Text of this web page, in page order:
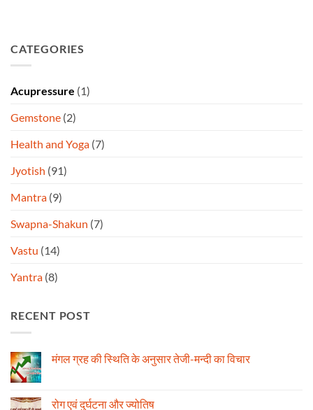
CATEGORIES
Acupressure (1)
Gemstone (2)
Health and Yoga (7)
Jyotish (91)
Mantra (9)
Swapna-Shakun (7)
Vastu (14)
Yantra (8)
RECENT POST
मंगल ग्रह की स्थिति के अनुसार तेजी-मन्दी का विचार
मंगल
रोग एवं दुर्घटना और ज्योतिष